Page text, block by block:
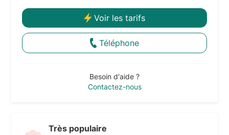
Voir les tarifs
Téléphone
Besoin d'aide ?
Contactez-nous
Très populaire